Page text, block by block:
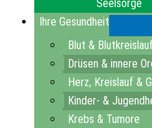
Seelsorge
Ihre Gesundheit
Blut &
Drüsen & innere
Herz, Kreislauf &
Kinder- &
Krebs & Tumore